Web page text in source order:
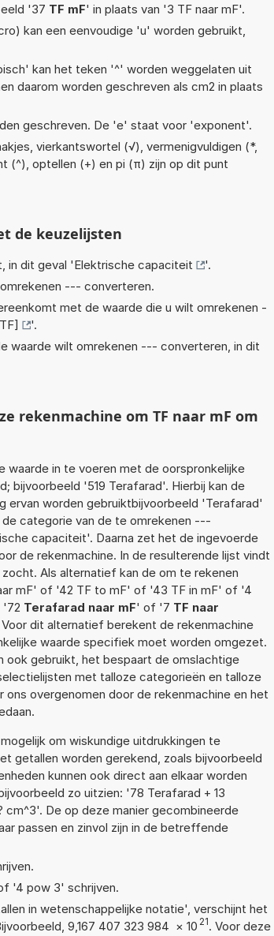
'37 TF mF' in plaats van '3 TF naar mF'.
kan een eenvoudige 'u' worden gebruikt,
kan het teken '^' worden weggelaten uit
daarom worden geschreven als cm2 in plaats
geschreven. De 'e' staat voor 'exponent'.
vierkantswortel (√), vermenigvuldigen (*,
(^), optellen (+) en pi (π) zijn op dit punt
de keuzelijsten
in dit geval 'Elektrische capaciteit
'.
--- converteren.
met de waarde die u wilt omrekenen -
'.
waarde wilt omrekenen --- converteren, in dit
rekenmachine om TF naar mF om
waarde in te voeren met de oorspronkelijke
bijvoorbeeld '519 Terafarad'. Hierbij kan de
ervan worden gebruiktbijvoorbeeld 'Terafarad'
categorie van de te omrekenen ---
capaciteit'. Daarna zet het de ingevoerde
de rekenmachine. In de resulterende lijst vindt
Als alternatief kan de om te rekenen
mF' of '42 TF to mF' of '43 TF in mF' of '4
Terafarad naar mF' of '7 TF naar
dit alternatief berekent de rekenmachine
waarde specifiek moet worden omgezet.
ook gebruikt, het bespaart de omslachtige
met talloze categorieën en talloze
overgenomen door de rekenmachine en het
om wiskundige uitdrukkingen te
getallen worden gerekend, zoals bijvoorbeeld
kunnen ook direct aan elkaar worden
zo uitzien: '78 Terafarad + 13
De op deze manier gecombineerde
passen en zinvol zijn in de betreffende
'4 pow 3' schrijven.
in wetenschappelijke notatie', verschijnt het
9,167 407 323 984 × 10 21. Voor deze